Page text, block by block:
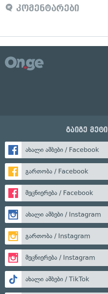
კომენტარები
გაიგე
ახალი ამბები / Facebook
გართობა / Facebook
მეცნიერება / Facebook
ახალი ამბები / Instagram
გართობა / Instagram
მეცნიერება / Instagram
ახალი ამბები / TikTok